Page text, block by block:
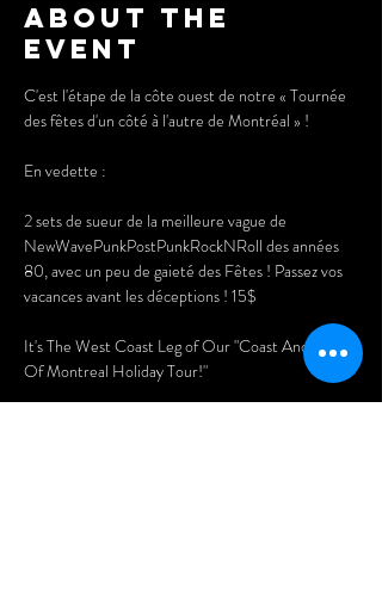
About the
event
C'est l'étape de la côte ouest de notre « Tournée
des fêtes d'un côté à l'autre de Montréal » !
En vedette :
2 sets de sueur de la meilleure vague de
NewWavePunkPostPunkRockNRoll des années
80, avec un peu de gaieté des Fêtes ! Passez vos
vacances avant les déceptions ! 15$
It's The West Coast Leg of Our "Coast And Coast
Of Montreal Holiday Tour!"